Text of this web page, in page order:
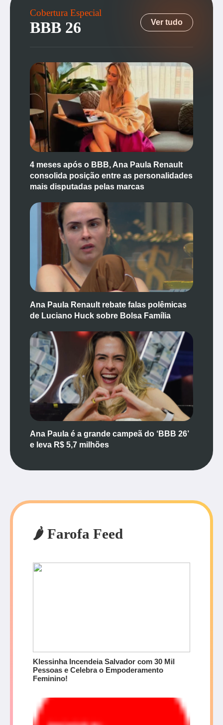
Cobertura Especial
BBB 26 Ver tudo
4 meses após o BBB, Ana Paula Renault
consolida posição entre as personalidades
mais disputadas pelas marcas
Ana Paula Renault rebate falas polêmicas
de Luciano Huck sobre Bolsa Família
Ana Paula é a grande campeã do ‘BBB 26’
e leva R$ 5,7 milhões
🌶️ Farofa Feed
Klessinha Incendeia Salvador com 30 Mil
Pessoas e Celebra o Empoderamento
Feminino!